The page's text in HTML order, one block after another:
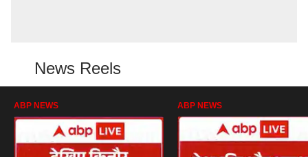
News Reels
ABP NEWS ABP NEWS